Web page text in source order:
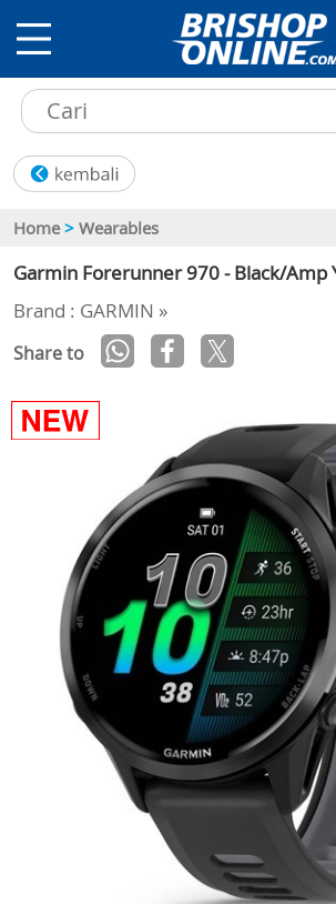
Home > Wearables
Garmin Forerunner 970 - Black/Amp
Brand : GARMIN »
Share to